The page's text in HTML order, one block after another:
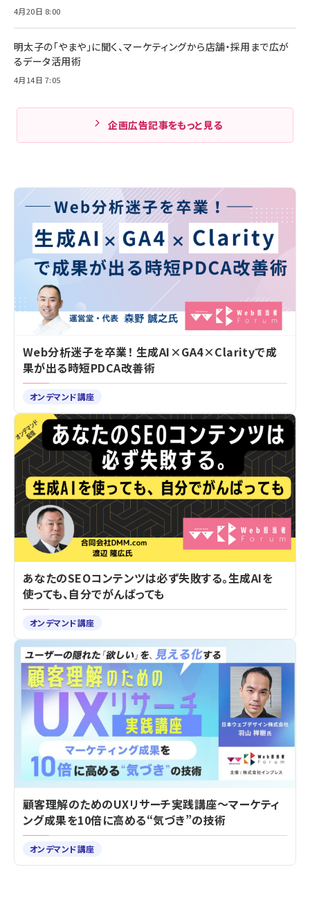
4月20日 8:00
明太子の「やまや」に聞く、マーケティングから店舗・採用まで広が
るデータ活用術
4月14日 7:05
企画広告記事をもっと見る
Web分析迷子を卒業！ 生成AI×GA4×Clarityで成
果が出る時短PDCA改善術
オンデマンド講座
あなたのSEOコンテンツは必ず失敗する。生成AIを
使っても、自分でがんばっても
オンデマンド講座
顧客理解のためのUXリサーチ実践講座～マーケティ
ング成果を10倍に高める“気づき”の技術
オンデマンド講座